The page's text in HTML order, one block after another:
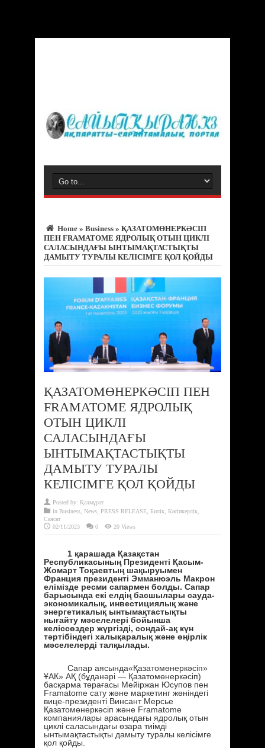
Home » Business » ҚАЗАТОМӨНЕРКӘСІП
ПЕН FRAMATOME ЯДРОЛЫҚ ОТЫН ЦИКЛІ
САЛАСЫНДАҒЫ ЫНТЫМАҚТАСТЫҚТЫ
ДАМЫТУ ТУРАЛЫ КЕЛІСІМГЕ ҚОЛ ҚОЙДЫ
ҚАЗАТОМӨНЕРКӘСІП ПЕН
FRAMATOME ЯДРОЛЫҚ
ОТЫН ЦИКЛІ
САЛАСЫНДАҒЫ
ЫНТЫМАҚТАСТЫҚТЫ
ДАМЫТУ ТУРАЛЫ
КЕЛІСІМГЕ ҚОЛ ҚОЙДЫ
Posted by: Қалмұрат
in Business News PRESS RELEASE Билік Кәсіпкерлік
Саясат
02/11/2023
0 20 Views
1 қарашада Қазақстан
Республикасының Президенті Қасым-
Жомарт Тоқаевтың шақыруымен
Франция президенті Эмманюэль Макрон
елімізде ресми сапармен болды. Сапар
барысында екі елдің басшылары сауда-
экономикалық, инвестициялық және
энергетикалық ынтымақтастықты
нығайту мәселелері бойынша
келіссөздер жүргізді, сондай-ақ күн
тәртібіндегі халықаралық және өңірлік
мәселелерді талқылады.
Сапар аясында«Қазатомөнеркәсіп»
ҰАК» АҚ (бұданәрі — Қазатомөнеркәсіп)
басқарма төрағасы Мейіржан Юсупов пен
Framatome сату және маркетинг жөніндегі
вице-президенті Винсант Мерсье
Қазатомөнеркәсіп және Framatome
компаниялары арасындағы ядролық отын
циклі саласындағы өзара тиімді
ынтымақтастықты дамыту туралы келісімге
қол қойды.